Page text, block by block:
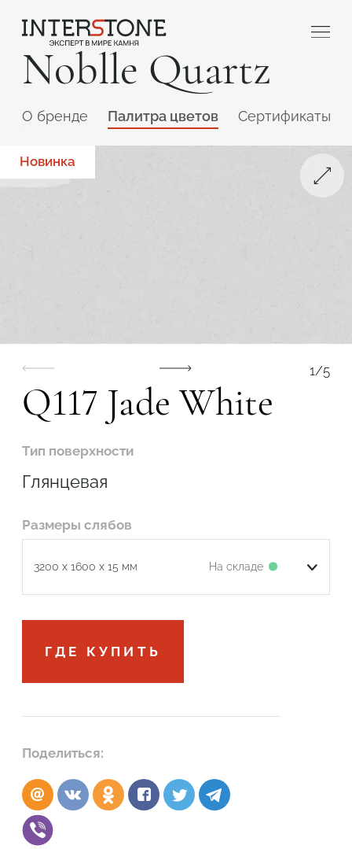
Noblle Quartz
O бренде Палитра цветов Сертификаты
Новинка
1/5
Q117 Jade White
Тип поверхности
Глянцевая
Размеры слябов
3200 x 1600 x 15 мм На складе
ГДЕ КУПИТЬ
Поделиться:
Подтвердите, что вы не робот
ОТПРАВИТЬ ПРОЕКТ
Подтвердите, что вы не робот
ОТПРАВИТЬ